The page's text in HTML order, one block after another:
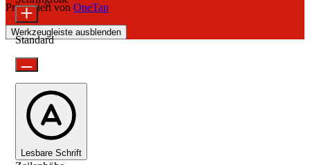
Präsentiert von OneTap
Werkzeugleiste ausblenden
Standard
Lesbare Schrift